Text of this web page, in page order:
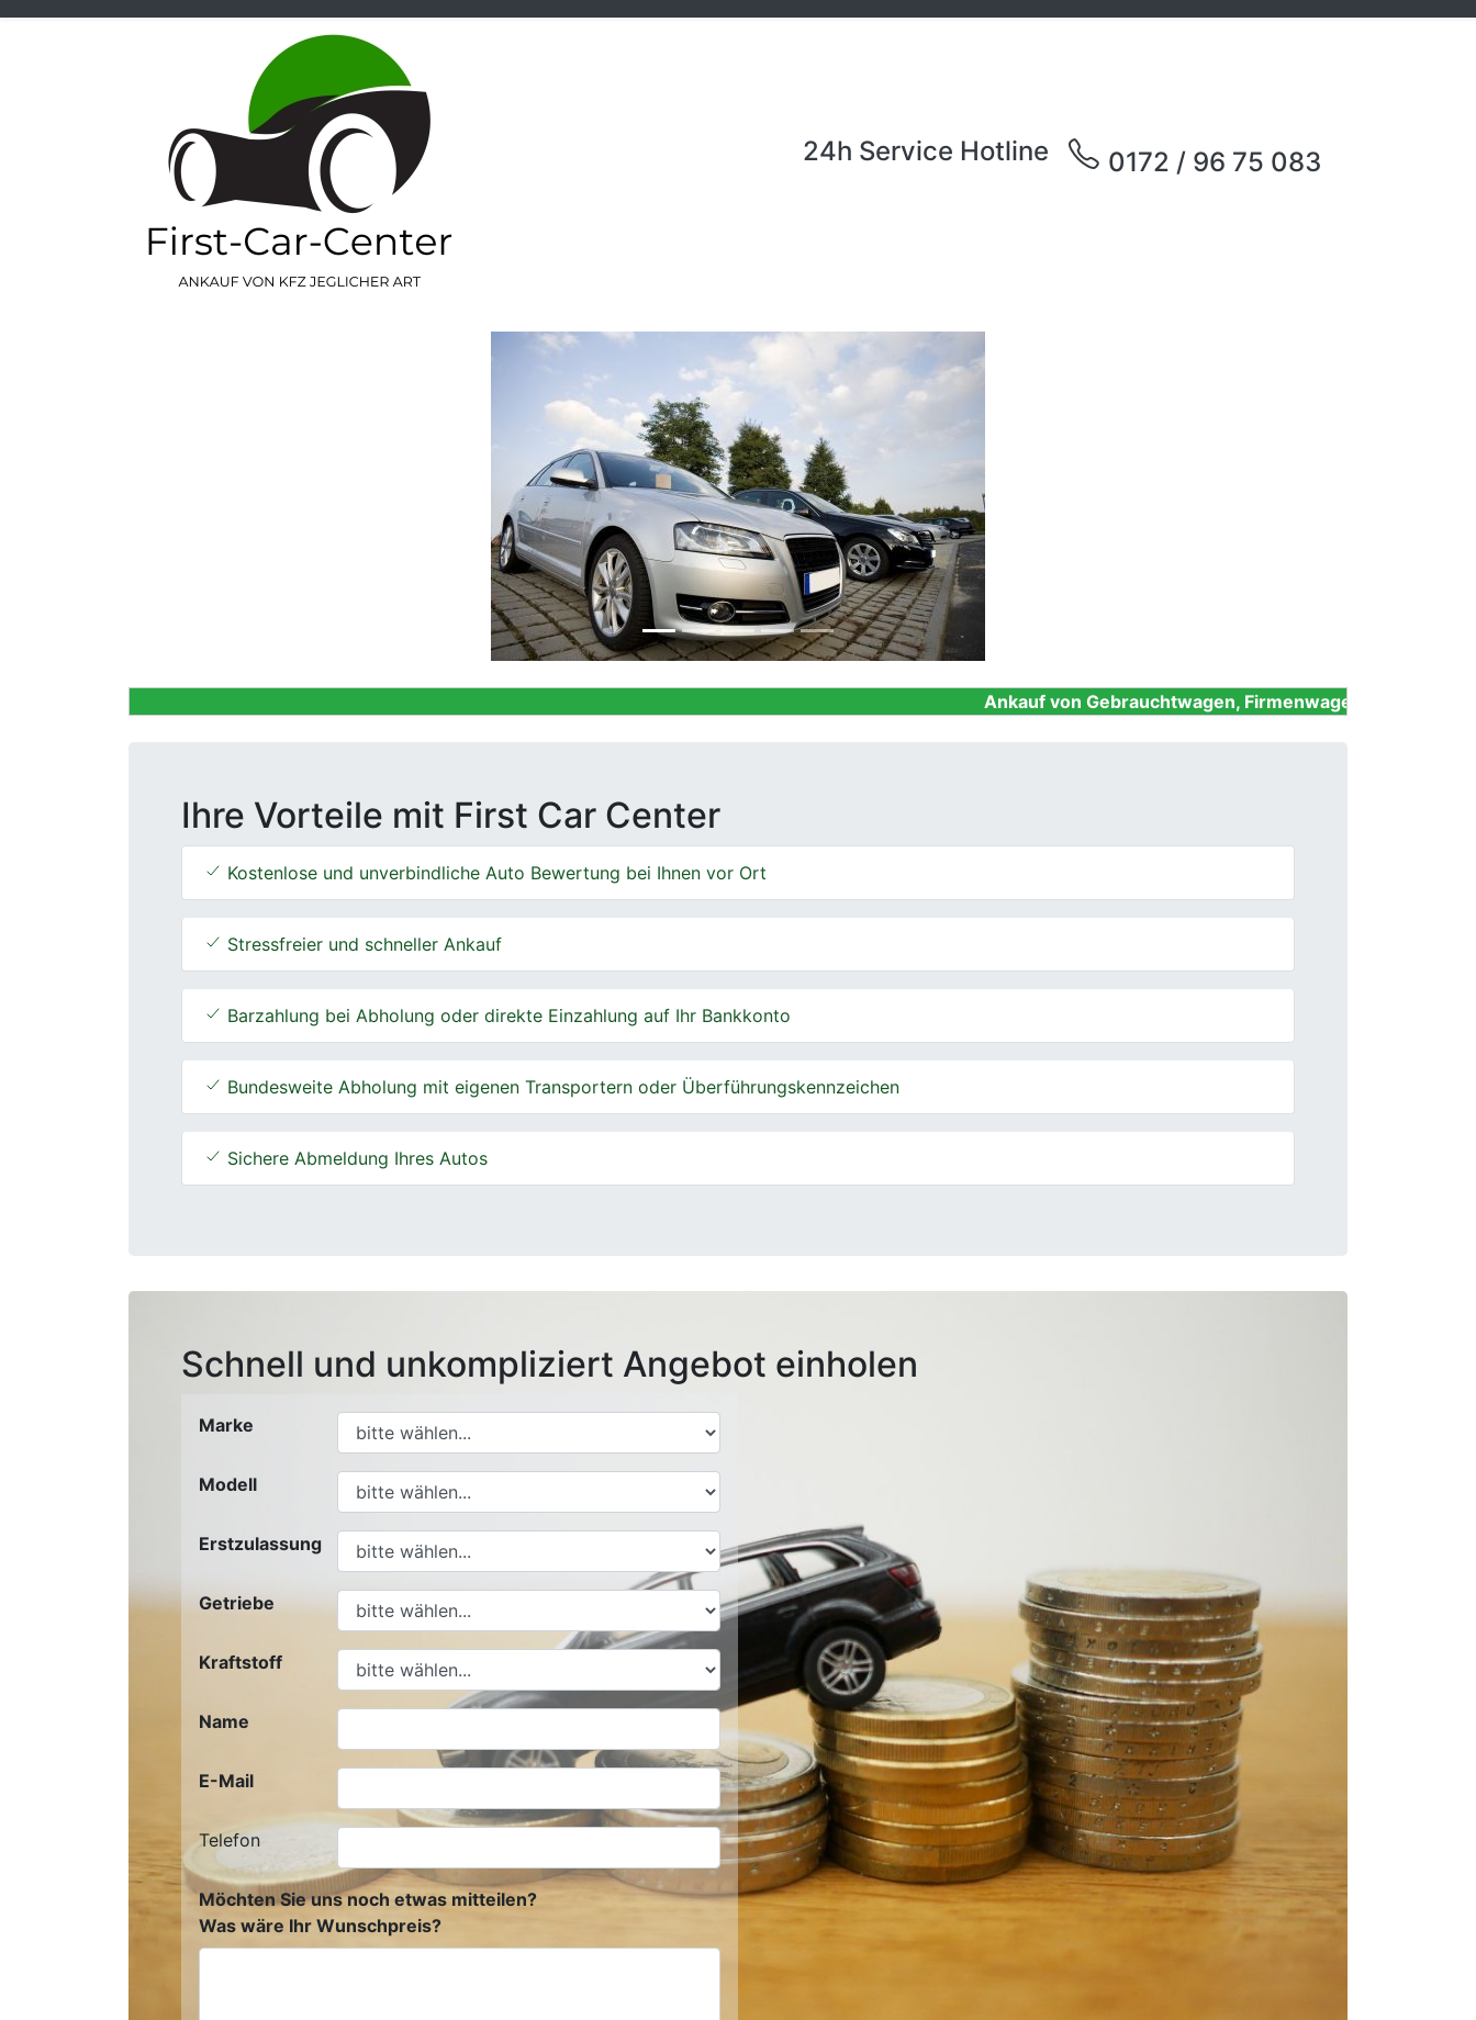
24h Service Hotline 0172 / 96 75 083
Ankauf von Gebrauchtwagen, Firmenwagen, Unfallwagen,
Ihre Vorteile mit First Car Center
Kostenlose und unverbindliche Auto Bewertung bei Ihnen vor Ort
Stressfreier und schneller Ankauf
Barzahlung bei Abholung oder direkte Einzahlung auf Ihr Bankkonto
Bundesweite Abholung mit eigenen Transportern oder Überführungskennzeichen
Sichere Abmeldung Ihres Autos
Schnell und unkompliziert Angebot einholen
Marke
Modell
Erstzulassung
Getriebe
Kraftstoff
Name
E-Mail
Telefon
Möchten Sie uns noch etwas mitteilen?
Was wäre Ihr Wunschpreis?